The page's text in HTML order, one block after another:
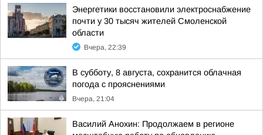
Энергетики восстановили электроснабжение
почти у 30 тысяч жителей Смоленской
области
Вчера, 22:39
В субботу, 8 августа, сохранится облачная
погода с прояснениями
Вчера, 21:04
Василий Анохин: Продолжаем в регионе